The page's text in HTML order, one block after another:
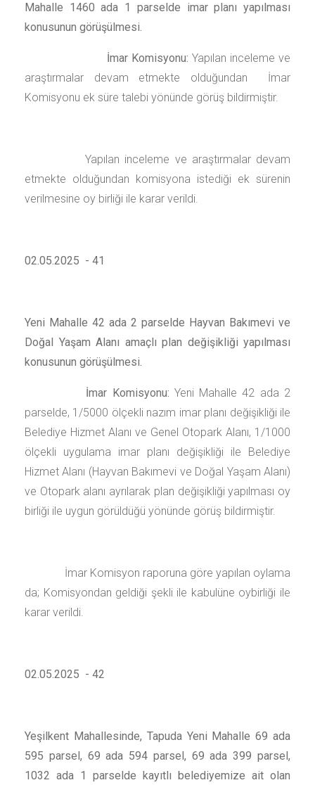
Mahalle 1460 ada 1 parselde imar planı yapılması
konusunun görüşülmesi.
İmar Komisyonu: Yapılan inceleme ve
araştırmalar devam etmekte olduğundan İmar
Komisyonu ek süre talebi yönünde görüş bildirmiştir.
Yapılan inceleme ve araştırmalar devam
etmekte olduğundan komisyona istediği ek sürenin
verilmesine oy birliği ile karar verildi.
02.05.2025 - 41
Yeni Mahalle 42 ada 2 parselde Hayvan Bakımevi ve
Doğal Yaşam Alanı amaçlı plan değişikliği yapılması
konusunun görüşülmesi.
İmar Komisyonu: Yeni Mahalle 42 ada 2
parselde, 1/5000 ölçekli nazım imar planı değişikliği ile
Belediye Hizmet Alanı ve Genel Otopark Alanı, 1/1000
ölçekli uygulama imar planı değişikliği ile Belediye
Hizmet Alanı (Hayvan Bakımevi ve Doğal Yaşam Alanı)
ve Otopark alanı ayrılarak plan değişikliği yapılması oy
birliği ile uygun görüldüğü yönünde görüş bildirmiştir.
İmar Komisyon raporuna göre yapılan oylama
da; Komisyondan geldiği şekli ile kabulüne oybirliği ile
karar verildi.
02.05.2025 - 42
Yeşilkent Mahallesinde, Tapuda Yeni Mahalle 69 ada
595 parsel, 69 ada 594 parsel, 69 ada 399 parsel,
1032 ada 1 parselde kayıtlı belediyemize ait olan